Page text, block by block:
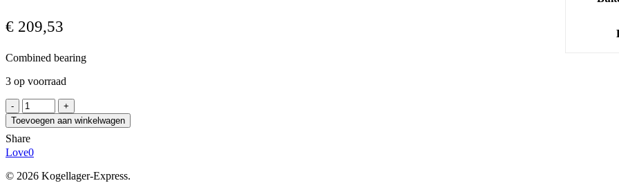
€ 209,53
Combined bearing
3 op voorraad
NADELLA
RAXPZ
420
aantal
Toevoegen aan winkelwagen
Share
Love0
© 2026 Kogellager-Express.